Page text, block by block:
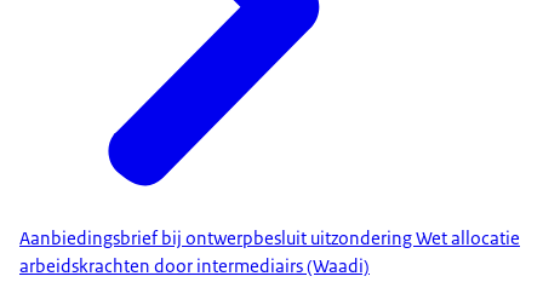
Aanbiedingsbrief bij ontwerpbesluit uitzondering Wet allocatie
arbeidskrachten door intermediairs (Waadi)